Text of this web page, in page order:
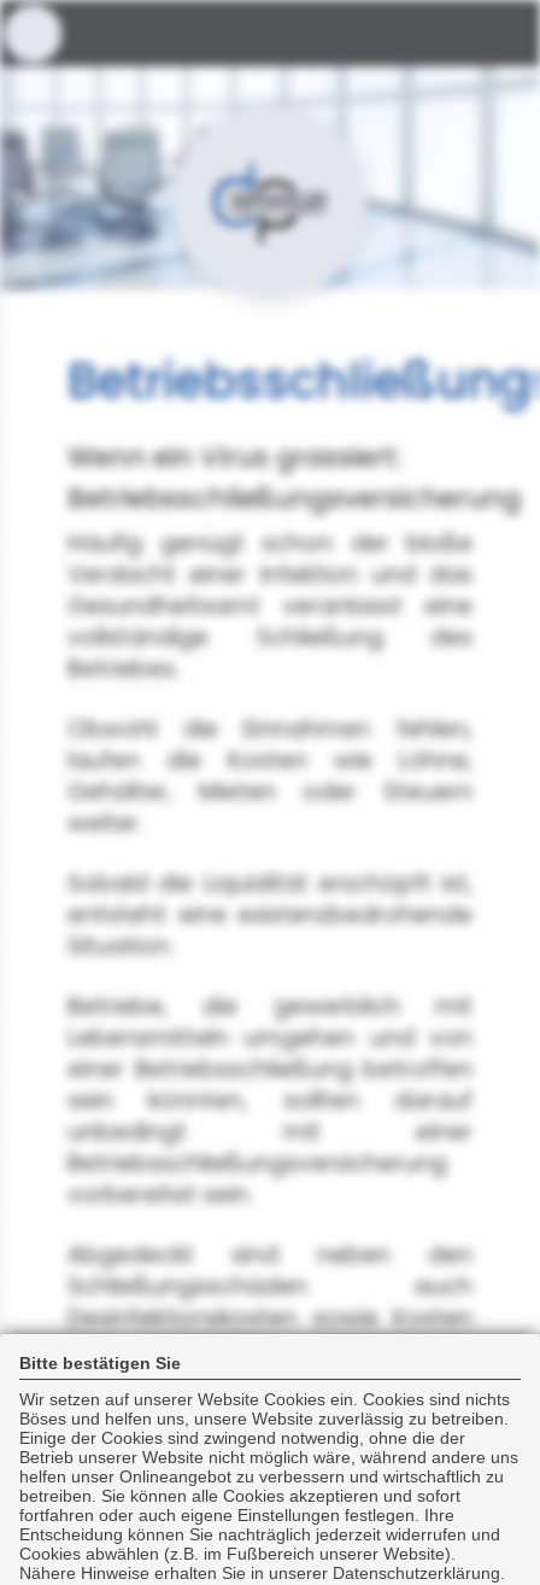
Bitte bestätigen Sie
Wir setzen auf unserer Website Cookies ein. Cookies sind nichts
Böses und helfen uns, unsere Website zuverlässig zu betreiben.
Einige der Cookies sind zwingend notwendig, ohne die der
Betrieb unserer Website nicht möglich wäre, während andere uns
helfen unser Onlineangebot zu verbessern und wirtschaftlich zu
betreiben. Sie können alle Cookies akzeptieren und sofort
fortfahren oder auch eigene Einstellungen festlegen. Ihre
Entscheidung können Sie nachträglich jederzeit widerrufen und
Cookies abwählen (z.B. im Fußbereich unserer Website).
Nähere Hinweise erhalten Sie in unserer Datenschutzerklärung.
Wenn ein Virus grassiert:
Betriebsschließungsversicherung
Häufig genügt schon der bloße
Verdacht einer Infektion und das
Gesundheitsamt veranlasst eine
vollständige Schließung des
Betriebes.
Obwohl die Einnahmen fehlen,
laufen die Kosten wie Löhne,
Gehälter, Mieten oder Steuern
weiter.
Sobald die Liquidität erschöpft ist,
entsteht eine existenzbedrohende
Situation.
Betriebe, die gewerblich mit
Lebensmitteln umgehen und von
einer Betriebsschließung betroffen
sein könnten, sollten darauf
unbedingt mit einer
Betriebsschließungsversicherung
vorbereitet sein.
Abgedeckt sind neben den
Schließungsschäden auch
Desinfektionskosten sowie Kosten
für behördlich angeordnete
Ermittlungs- oder
Beobachtungsmaßnahmen nach
dem Bundesseuchengesetz.
Selbst verderbliche Vorräte können
versichert werden!